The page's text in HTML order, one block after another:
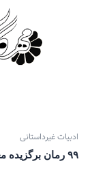
ادبیات غیرداستانی
۹۹ رمان برگزیده معاصر